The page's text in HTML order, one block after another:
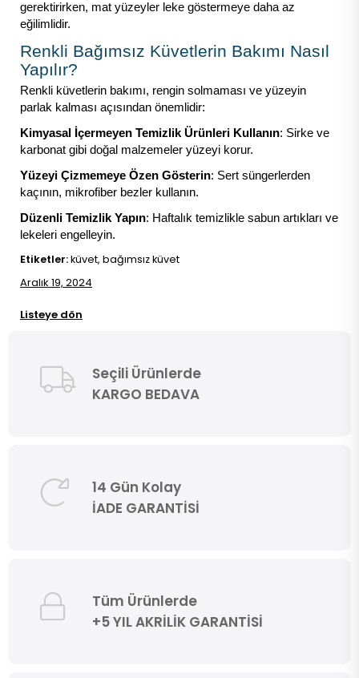
gerektirirken, mat yüzeyler leke göstermeye daha az
eğilimlidir.
Renkli Bağımsız Küvetlerin Bakımı Nasıl
Yapılır?
Renkli küvetlerin bakımı, rengin solmaması ve yüzeyin
parlak kalması açısından önemlidir:
Kimyasal İçermeyen Temizlik Ürünleri Kullanın: Sirke ve
karbonat gibi doğal malzemeler yüzeyi korur.
Yüzeyi Çizmemeye Özen Gösterin: Sert süngerlerden
kaçının, mikrofiber bezler kullanın.
Düzenli Temizlik Yapın: Haftalık temizlikle sabun artıkları ve
lekeleri engelleyin.
Etiketler:küvet, bağımsız küvet
Aralık 19, 2024
Listeye dön
Seçili Ürünlerde
KARGO BEDAVA
14 Gün Kolay
İADE GARANTİSİ
Tüm Ürünlerde
+5 YIL AKRİLİK GARANTİSİ